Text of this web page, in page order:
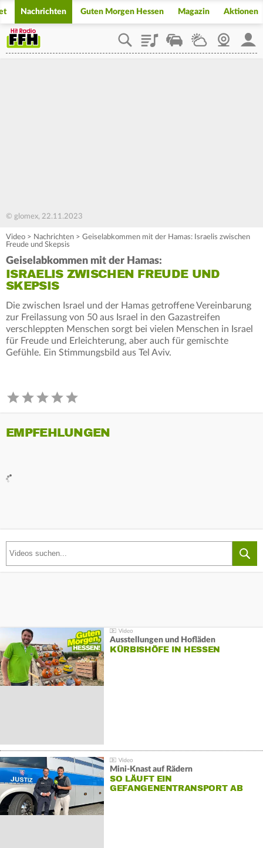
Nachrichten Guten Morgen Hessen Magazin Aktionen
PlaylistStaupilotWetterWebcam
© glomex, 22.11.2023
Video > Nachrichten > Geiselabkommen mit der Hamas: Israelis zwischen
Freude und Skepsis
Geiselabkommen mit der Hamas:
ISRAELIS ZWISCHEN FREUDE UND
SKEPSIS
Die zwischen Israel und der Hamas getroffene Vereinbarung
zur Freilassung von 50 aus Israel in den Gazastreifen
verschleppten Menschen sorgt bei vielen Menschen in Israel
für Freude und Erleichterung, aber auch für gemischte
Gefühle. Ein Stimmungsbild aus Tel Aviv.
EMPFEHLUNGEN
Ausstellungen und Hofläden
KÜRBISHÖFE IN HESSEN
Mini-Knast auf Rädern
SO LÄUFT EIN
GEFANGENENTRANSPORT AB